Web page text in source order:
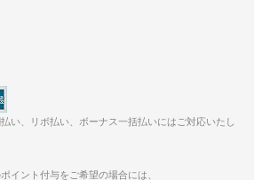
い、リボ払い、ボーナス一括払いにはご対応いたし
イント付与をご希望の場合には、